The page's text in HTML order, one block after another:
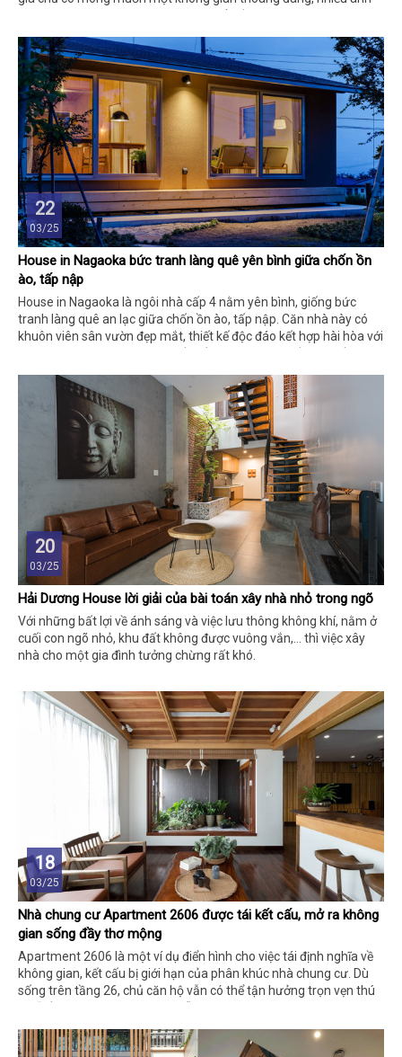
22
03/25
House in Nagaoka bức tranh làng quê yên bình giữa chốn ồn
ào, tấp nập
House in Nagaoka là ngôi nhà cấp 4 nằm yên bình, giống bức
tranh làng quê an lạc giữa chốn ồn ào, tấp nập. Căn nhà này có
khuôn viên sân vườn đẹp mắt, thiết kế độc đáo kết hợp hài hòa với
20
03/25
Hải Dương House lời giải của bài toán xây nhà nhỏ trong ngõ
Với những bất lợi về ánh sáng và việc lưu thông không khí, nằm ở
cuối con ngõ nhỏ, khu đất không được vuông vắn,... thì việc xây
nhà cho một gia đình tưởng chừng rất khó.
18
03/25
Nhà chung cư Apartment 2606 được tái kết cấu, mở ra không
gian sống đầy thơ mộng
Apartment 2606 là một ví dụ điển hình cho việc tái định nghĩa về
không gian, kết cấu bị giới hạn của phân khúc nhà chung cư. Dù
sống trên tầng 26, chủ căn hộ vẫn có thể tận hưởng trọn vẹn thú